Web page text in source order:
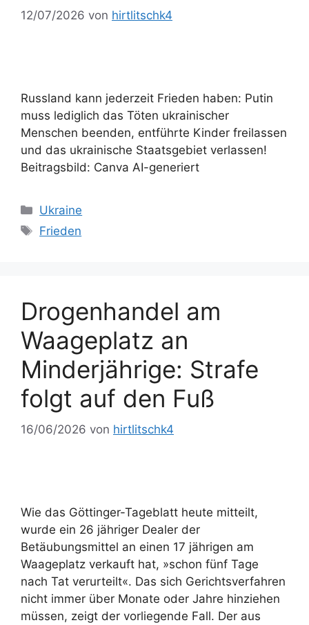
12/07/2026 von hirtlitschk4
Russland kann jederzeit Frieden haben: Putin
muss lediglich das Töten ukrainischer
Menschen beenden, entführte Kinder freilassen
und das ukrainische Staatsgebiet verlassen!
Beitragsbild: Canva AI-generiert
Kategorien
Ukraine
Schlagwörter
Frieden
Drogenhandel am
Waageplatz an
Minderjährige: Strafe
folgt auf den Fuß
16/06/2026 von hirtlitschk4
Wie das Göttinger-Tageblatt heute mitteilt,
wurde ein 26 jähriger Dealer der
Betäubungsmittel an einen 17 jährigen am
Waageplatz verkauft hat, »schon fünf Tage
nach Tat verurteilt«. Das sich Gerichtsverfahren
nicht immer über Monate oder Jahre hinziehen
müssen, zeigt der vorliegende Fall. Der aus